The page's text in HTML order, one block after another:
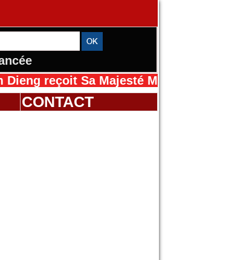
Sa Majesté Mansah Cissé au
CONTACT